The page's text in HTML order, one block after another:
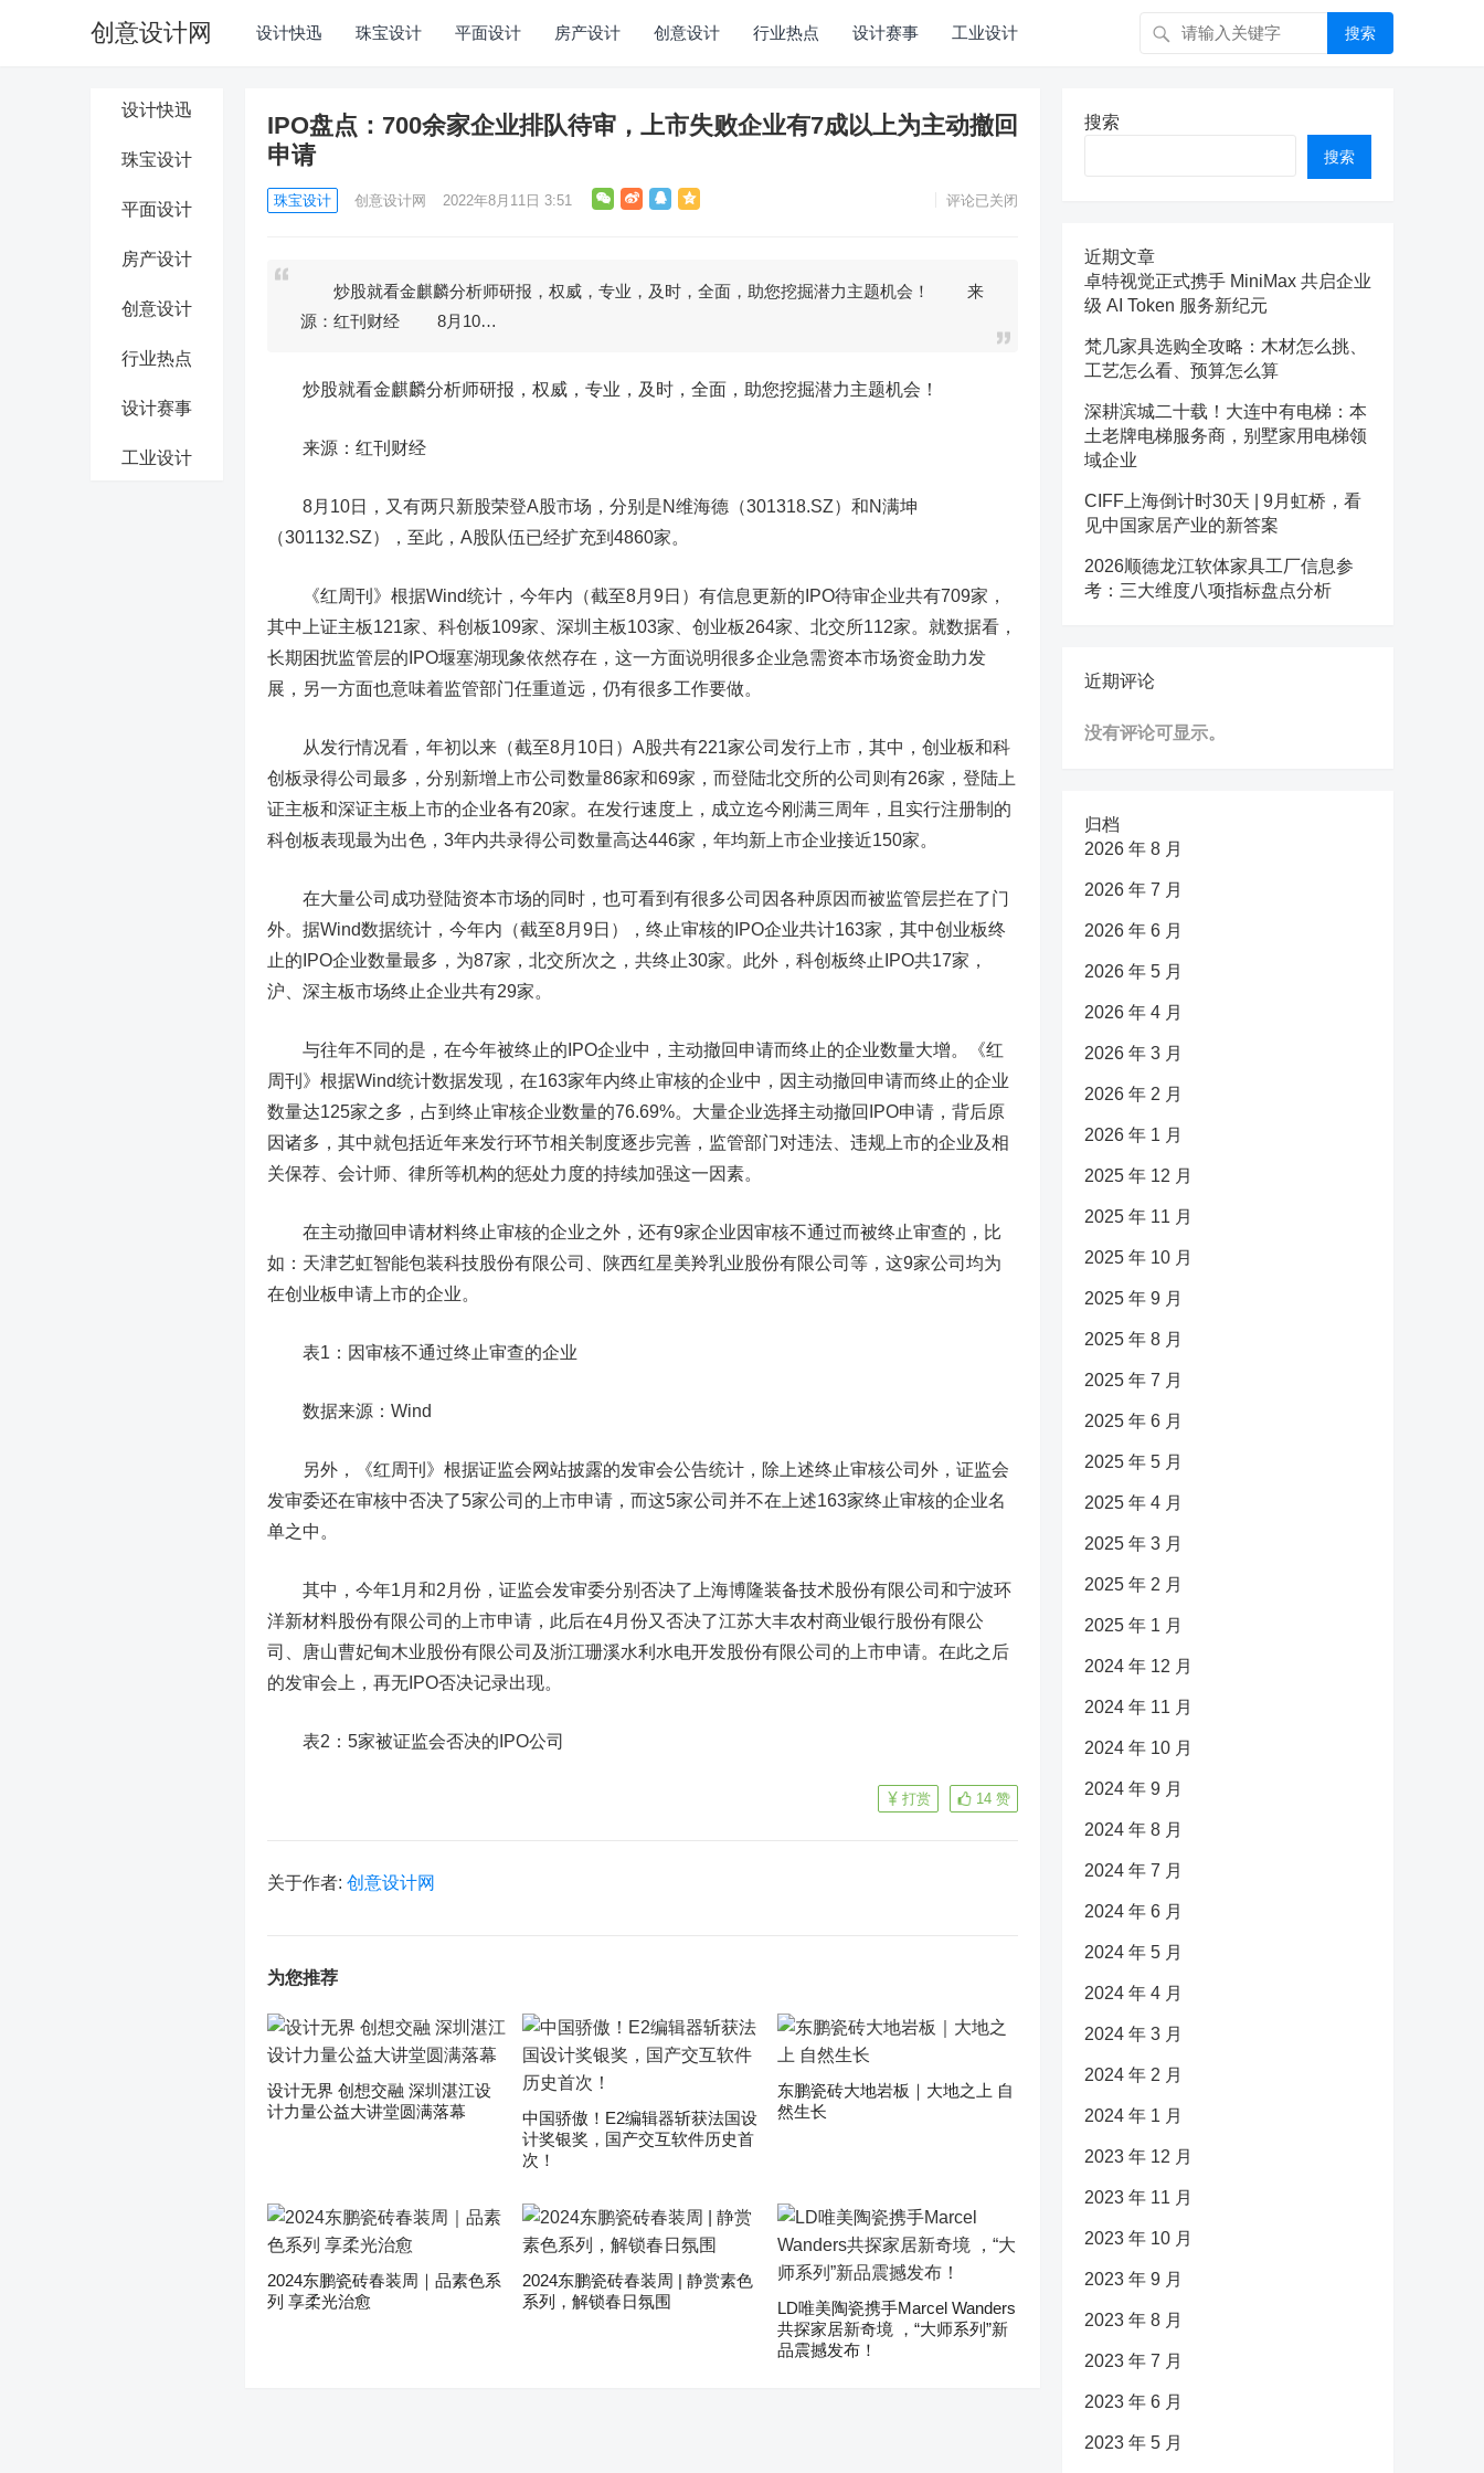
创意设计网 设计快迅 珠宝设计 平面设计 房产设计 创意设计 行业热点 设计赛事 工业设计 搜索
设计快迅
珠宝设计
平面设计
房产设计
创意设计
行业热点
设计赛事
工业设计
IPO盘点：700余家企业排队待审，上市失败企业有7成以上为主动撤回
申请
珠宝设计 创意设计网 2022年8月11日 3:51 评论已关闭
炒股就看金麒麟分析师研报，权威，专业，及时，全面，助您挖掘潜力主题机会！ 来
源：红刊财经 8月10…
炒股就看金麒麟分析师研报，权威，专业，及时，全面，助您挖掘潜力主题机会！
来源：红刊财经
8月10日，又有两只新股荣登A股市场，分别是N维海德 （301318.SZ）和N满坤
（301132.SZ），至此，A股队伍已经扩充到4860家。
《红周刊》根据Wind统计，今年内（截至8月9日）有信息更新的IPO待审企业共有709家，
其中上证主板121家、科创板109家、深圳主板103家、创业板264家、北交所112家。就数据看，
长期困扰监管层的IPO堰塞湖现象依然存在，这一方面说明很多企业急需资本市场资金助力发
展，另一方面也意味着监管部门任重道远，仍有很多工作要做。
从发行情况看，年初以来（截至8月10日）A股共有221家公司发行上市，其中，创业板和科
创板录得公司最多，分别新增上市公司数量86家和69家，而登陆北交所的公司则有26家，登陆上
证主板和深证主板上市的企业各有20家。在发行速度上，成立迄今刚满三周年，且实行注册制的
科创板表现最为出色，3年内共录得公司数量高达446家，年均新上市企业接近150家。
在大量公司成功登陆资本市场的同时，也可看到有很多公司因各种原因而被监管层拦在了门
外。据Wind数据统计，今年内（截至8月9日），终止审核的IPO企业共计163家，其中创业板终
止的IPO企业数量最多，为87家，北交所次之，共终止30家。此外，科创板终止IPO共17家，
沪、深主板市场终止企业共有29家。
与往年不同的是，在今年被终止的IPO企业中，主动撤回申请而终止的企业数量大增。《红
周刊》根据Wind统计数据发现，在163家年内终止审核的企业中，因主动撤回申请而终止的企业
数量达125家之多，占到终止审核企业数量的76.69%。大量企业选择主动撤回IPO申请，背后原
因诸多，其中就包括近年来发行环节相关制度逐步完善，监管部门对违法、违规上市的企业及相
关保荐、会计师、律所等机构的惩处力度的持续加强这一因素。
在主动撤回申请材料终止审核的企业之外，还有9家企业因审核不通过而被终止审查的，比
如：天津艺虹智能包装科技股份有限公司、陕西红星美羚乳业股份有限公司等，这9家公司均为
在创业板申请上市的企业。
表1：因审核不通过终止审查的企业
数据来源：Wind
另外，《红周刊》根据证监会网站披露的发审会公告统计，除上述终止审核公司外，证监会
发审委还在审核中否决了5家公司的上市申请，而这5家公司并不在上述163家终止审核的企业名
单之中。
其中，今年1月和2月份，证监会发审委分别否决了上海博隆装备技术股份有限公司和宁波环
洋新材料股份有限公司的上市申请，此后在4月份又否决了江苏大丰农村商业银行股份有限公
司、唐山曹妃甸木业股份有限公司及浙江珊溪水利水电开发股份有限公司的上市申请。在此之后
的发审会上，再无IPO否决记录出现。
表2：5家被证监会否决的IPO公司
14 赞
打赏
关于作者: 创意设计网
为您推荐
设计无界 创想交融 深圳湛江设
计力量公益大讲堂圆满落幕
中国骄傲！E2编辑器斩获法国设
计奖银奖，国产交互软件历史首
次！
东鹏瓷砖大地岩板｜大地之上 自
然生长
2024东鹏瓷砖春装周｜品素色系
列 享柔光治愈
2024东鹏瓷砖春装周 | 静赏素色
系列，解锁春日氛围
LD唯美陶瓷携手Marcel Wanders
共探家居新奇境 ，“大师系列”新
品震撼发布！
搜索
搜索
近期文章
卓特视觉正式携手 MiniMax 共启企业
级 AI Token 服务新纪元
梵几家具选购全攻略：木材怎么挑、
工艺怎么看、预算怎么算
深耕滨城二十载！大连中有电梯：本
土老牌电梯服务商，别墅家用电梯领
域企业
CIFF上海倒计时30天 | 9月虹桥，看
见中国家居产业的新答案
2026顺德龙江软体家具工厂信息参
考：三大维度八项指标盘点分析
近期评论
没有评论可显示。
归档
2026 年 8 月
2026 年 7 月
2026 年 6 月
2026 年 5 月
2026 年 4 月
2026 年 3 月
2026 年 2 月
2026 年 1 月
2025 年 12 月
2025 年 11 月
2025 年 10 月
2025 年 9 月
2025 年 8 月
2025 年 7 月
2025 年 6 月
2025 年 5 月
2025 年 4 月
2025 年 3 月
2025 年 2 月
2025 年 1 月
2024 年 12 月
2024 年 11 月
2024 年 10 月
2024 年 9 月
2024 年 8 月
2024 年 7 月
2024 年 6 月
2024 年 5 月
2024 年 4 月
2024 年 3 月
2024 年 2 月
2024 年 1 月
2023 年 12 月
2023 年 11 月
2023 年 10 月
2023 年 9 月
2023 年 8 月
2023 年 7 月
2023 年 6 月
2023 年 5 月